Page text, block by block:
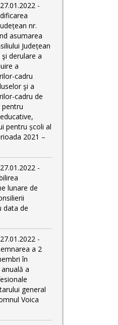
-
nr.
asumarea
Județean
derulare a
a
cadru
şi a
cadru de
pentru
pentru școli al
2021 –
-
lunare de
data de
-
a 2
în
a
general
Voica